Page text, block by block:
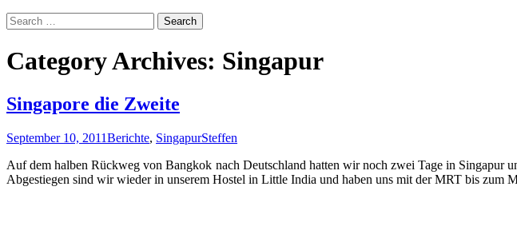
Search
for:
Category Archives: Singapur
Singapore die Zweite
September 10, 2011Berichte, SingapurSteffen
Auf dem halben Rückweg von Bangkok nach Deutschland hatten wir noch zwei Tage in Singapur
Abgestiegen sind wir wieder in unserem Hostel in Little India und haben uns mit der MRT bis zum